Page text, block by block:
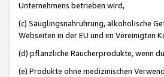
Unternehmens betrieben wird,
(c) Säuglingsnahruhrung, alkoholische
Webseiten in der EU und im Vereinigten
(d) pflanzliche Raucherprodukte, wenn
(e) Produkte ohne medizinischen